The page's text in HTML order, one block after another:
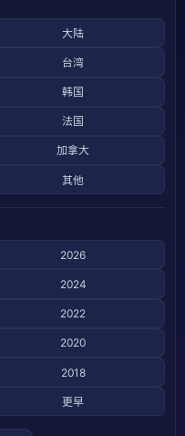
大陆
台湾
韩国
法国
加拿大
其他
2026
2024
2022
2020
2018
更早